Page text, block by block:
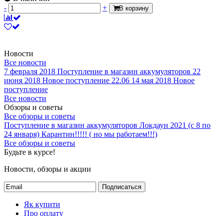
-
+ В корзину
Новости
Все новости
7 февраля 2018 Поступление в магазин аккумуляторов 22
июня 2018 Новое поступление 22.06 14 мая 2018 Новое
поступление
Все новости
Обзоры и советы
Все обзоры и советы
Поступление в магазин аккумуляторов Локдаун 2021 (с 8 по
24 января) Карантин!!!!! ( но мы работаем!!!)
Все обзоры и советы
Будьте в курсе!
Новости, обзоры и акции
Подписаться
Як купити
Про оплату